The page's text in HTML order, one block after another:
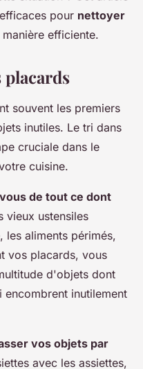
pour nettoyer
efficiente.
placards
souvent les premiers
inutiles. Le tri dans
cruciale dans le
cuisine.
de tout ce dont
vieux ustensiles
les aliments périmés,
vos placards, vous
d'objets dont
inutilement
vos objets par
avec les assiettes,